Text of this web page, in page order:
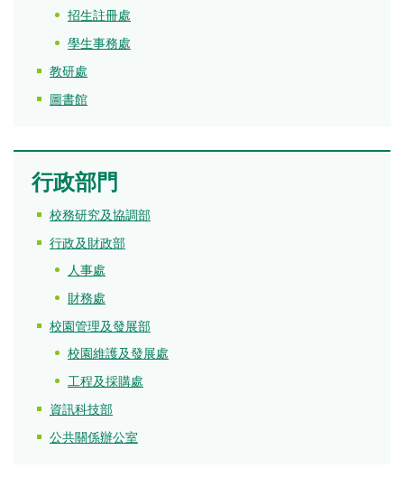
招生註冊處
學生事務處
教研處
圖書館
行政部門
校務研究及協調部
行政及財政部
人事處
財務處
校園管理及發展部
校園維護及發展處
工程及採購處
資訊科技部
公共關係辦公室